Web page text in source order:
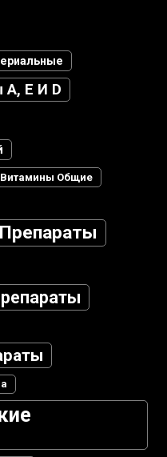
А, Е И D
Витамины Общие